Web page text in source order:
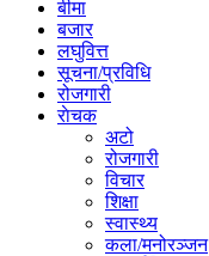
बीमा
बजार
लघुवित्त
सूचना/प्रविधि
रोजगारी
राेचक
अटो
रोजगारी
विचार
शिक्षा
स्वास्थ्य
कला/मनोरञ्जन